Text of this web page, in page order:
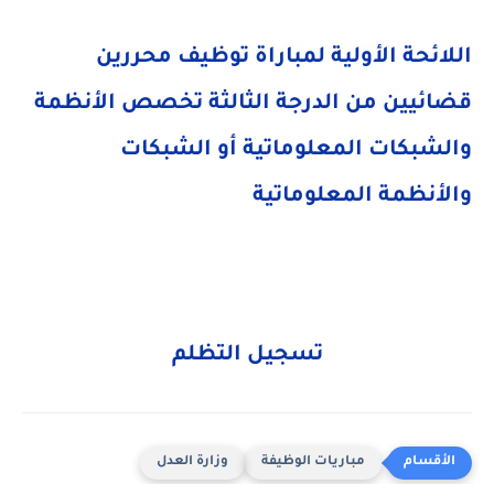
اللائحة الأولية لمباراة توظيف محررين
قضائيين من الدرجة الثالثة تخصص الأنظمة
والشبكات المعلوماتية أو الشبكات
والأنظمة المعلوماتية
تسجيل التظلم
مباريات الوظيفة وزارة العدل